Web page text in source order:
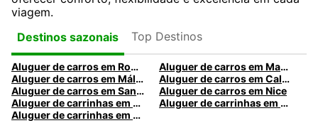
viagem.
Destinos sazonais
Top Destinos
Aluguer de carros em Roma
Aluguer de carros em Madrid
Aluguer de carros em Málaga
Aluguer de carros em Caldas da Rainha
Aluguer de carros em Santa Maria da Feira
Aluguer de carros em Nice
Aluguer de carrinhas em Nice
Aluguer de carrinhas em Santa Maria da Feira
Aluguer de carrinhas em Caldas da Rainha